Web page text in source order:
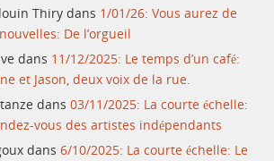
Thiry dans 1/01/26: Vous aurez de
De l’orgueil
dans 11/12/2025: Le temps d’un café:
et Jason, deux voix de la rue.
dans03/11/2025: La courte échelle:
vous des artistes indépendants
dans6/10/2025: La courte échelle: Le